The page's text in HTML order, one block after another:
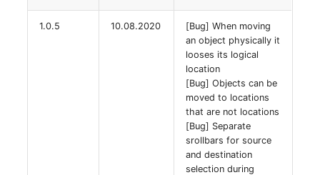
Verwaltungsinstanz
Virtuelle Geräte
Virtuelle Maschine
Virtuelle Maschine
Virtuelle Switche
1.0.5 10.08.2020
[Bug] When moving
an object physically it
looses its logical
location
[Bug] Objects can be
moved to locations
that are not locations
[Bug] Separate
srollbars for source
and destination
selection during